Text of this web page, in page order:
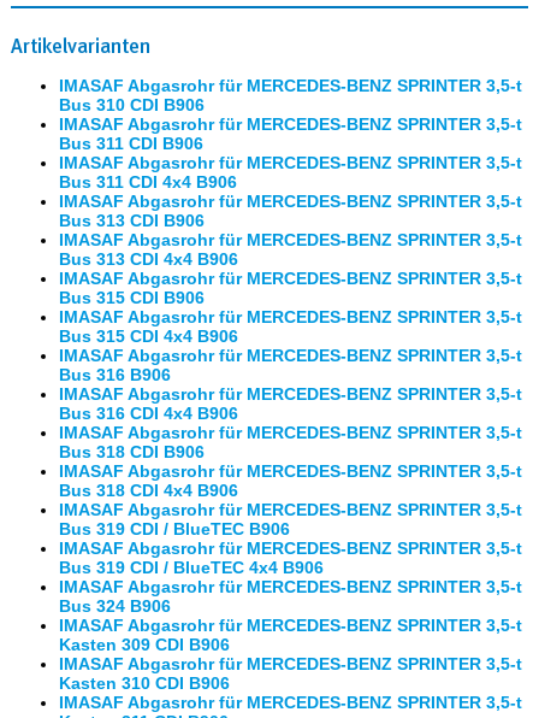
Artikelvarianten
IMASAF Abgasrohr für MERCEDES-BENZ SPRINTER 3,5-t
Bus 310 CDI B906
IMASAF Abgasrohr für MERCEDES-BENZ SPRINTER 3,5-t
Bus 311 CDI B906
IMASAF Abgasrohr für MERCEDES-BENZ SPRINTER 3,5-t
Bus 311 CDI 4x4 B906
IMASAF Abgasrohr für MERCEDES-BENZ SPRINTER 3,5-t
Bus 313 CDI B906
IMASAF Abgasrohr für MERCEDES-BENZ SPRINTER 3,5-t
Bus 313 CDI 4x4 B906
IMASAF Abgasrohr für MERCEDES-BENZ SPRINTER 3,5-t
Bus 315 CDI B906
IMASAF Abgasrohr für MERCEDES-BENZ SPRINTER 3,5-t
Bus 315 CDI 4x4 B906
IMASAF Abgasrohr für MERCEDES-BENZ SPRINTER 3,5-t
Bus 316 B906
IMASAF Abgasrohr für MERCEDES-BENZ SPRINTER 3,5-t
Bus 316 CDI 4x4 B906
IMASAF Abgasrohr für MERCEDES-BENZ SPRINTER 3,5-t
Bus 318 CDI B906
IMASAF Abgasrohr für MERCEDES-BENZ SPRINTER 3,5-t
Bus 318 CDI 4x4 B906
IMASAF Abgasrohr für MERCEDES-BENZ SPRINTER 3,5-t
Bus 319 CDI / BlueTEC B906
IMASAF Abgasrohr für MERCEDES-BENZ SPRINTER 3,5-t
Bus 319 CDI / BlueTEC 4x4 B906
IMASAF Abgasrohr für MERCEDES-BENZ SPRINTER 3,5-t
Bus 324 B906
IMASAF Abgasrohr für MERCEDES-BENZ SPRINTER 3,5-t
Kasten 309 CDI B906
IMASAF Abgasrohr für MERCEDES-BENZ SPRINTER 3,5-t
Kasten 310 CDI B906
IMASAF Abgasrohr für MERCEDES-BENZ SPRINTER 3,5-t